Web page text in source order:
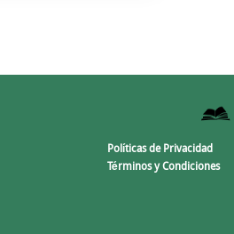
Políticas de Privacidad
Términos y Condiciones